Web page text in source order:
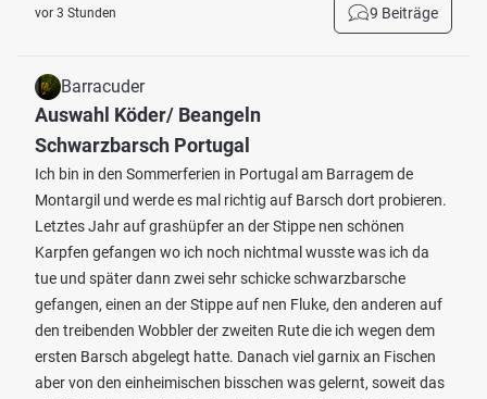
vor 3 Stunden 9 Beiträge
Barracuder
Auswahl Köder/ Beangeln
Schwarzbarsch Portugal
Ich bin in den Sommerferien in Portugal am Barragem de
Montargil und werde es mal richtig auf Barsch dort probieren.
Letztes Jahr auf grashüpfer an der Stippe nen schönen
Karpfen gefangen wo ich noch nichtmal wusste was ich da
tue und später dann zwei sehr schicke schwarzbarsche
gefangen, einen an der Stippe auf nen Fluke, den anderen auf
den treibenden Wobbler der zweiten Rute die ich wegen dem
ersten Barsch abgelegt hatte. Danach viel garnix an Fischen
aber von den einheimischen bisschen was gelernt, soweit das